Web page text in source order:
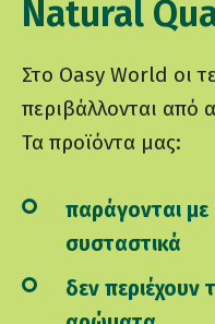
Natural
Στο Oasy World οι
περιβάλλονται από
Τα προϊόντα μας:
παράγονται με
συσταστικά
δεν περιέχουν